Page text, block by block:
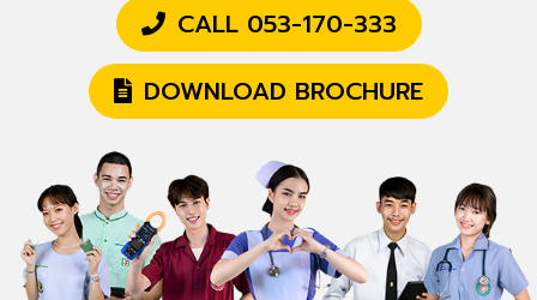
CALL 053-170-333
DOWNLOAD BROCHURE